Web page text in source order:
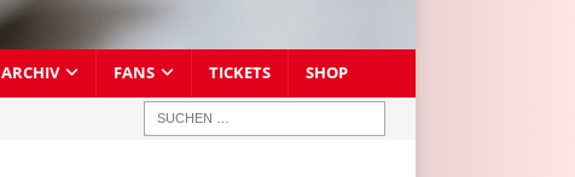
ARCHIV FANS TICKETS SHOP